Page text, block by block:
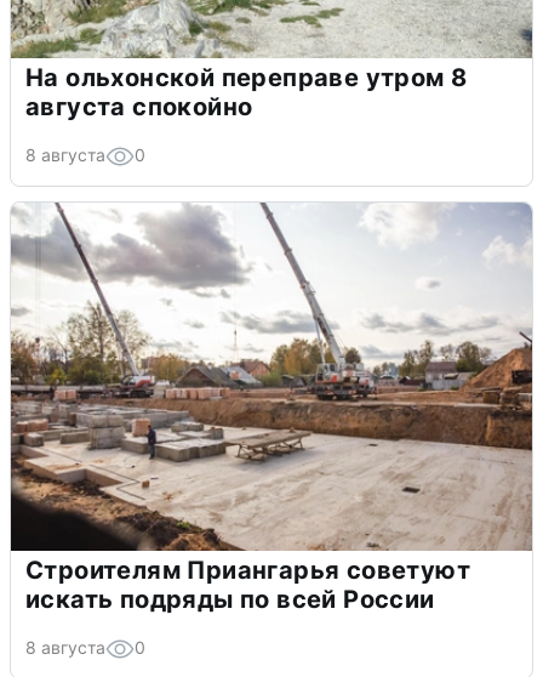
На ольхонской переправе утром 8
августа спокойно
8 августа 0
Строителям Приангарья советуют
искать подряды по всей России
8 августа 0